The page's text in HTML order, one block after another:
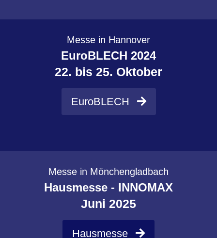
Messe in Hannover
EuroBLECH 2024
22. bis 25. Oktober
EuroBLECH
Messe in Mönchengladbach
Hausmesse - INNOMAX
Juni 2025
Hausmesse